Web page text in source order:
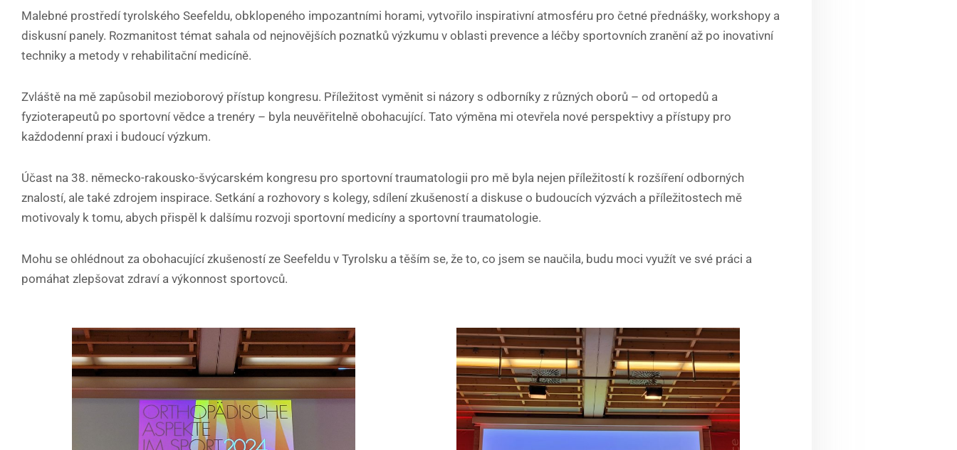
Malebné prostředí tyrolského Seefeldu, obklopeného impozantními horami, vytvořilo inspirativní atmosféru pro četné přednášky, workshopy a
diskusní panely. Rozmanitost témat sahala od nejnovějších poznatků výzkumu v oblasti prevence a léčby sportovních zranění až po inovativní
techniky a metody v rehabilitační medicíně.
Zvláště na mě zapůsobil mezioborový přístup kongresu. Příležitost vyměnit si názory s odborníky z různých oborů – od ortopedů a
fyzioterapeutů po sportovní vědce a trenéry – byla neuvěřitelně obohacující. Tato výměna mi otevřela nové perspektivy a přístupy pro
každodenní praxi i budoucí výzkum.
Účast na 38. německo-rakousko-švýcarském kongresu pro sportovní traumatologii pro mě byla nejen příležitostí k rozšíření odborných
znalostí, ale také zdrojem inspirace. Setkání a rozhovory s kolegy, sdílení zkušeností a diskuse o budoucích výzvách a příležitostech mě
motivovaly k tomu, abych přispěl k dalšímu rozvoji sportovní medicíny a sportovní traumatologie.
Mohu se ohlédnout za obohacující zkušeností ze Seefeldu v Tyrolsku a těším se, že to, co jsem se naučila, budu moci využít ve své práci a
pomáhat zlepšovat zdraví a výkonnost sportovců.